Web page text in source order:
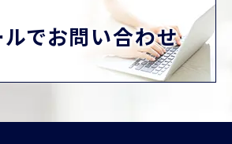
ルでお問い合わせ